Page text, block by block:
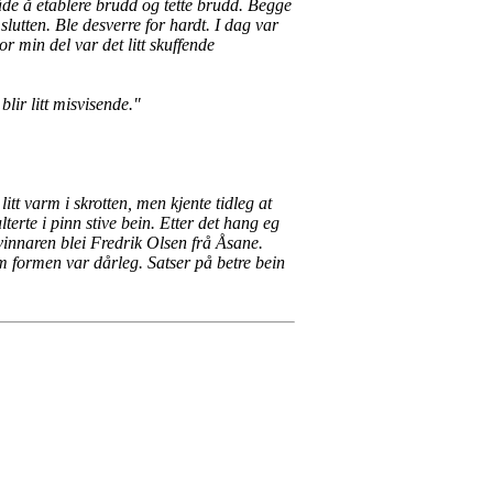
å etablere brudd og tette brudd. Begge
Ble desverre for hardt. I dag var
min del var det litt skuffende
blir litt misvisende."
varm i skrotten, men kjente tidleg at
i pinn stive bein. Etter det hang eg
blei Fredrik Olsen frå Åsane.
formen var dårleg. Satser på betre bein